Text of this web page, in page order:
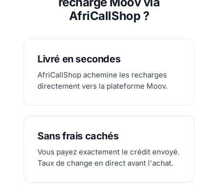
AfriCallShop ?
Livré en secondes
AfriCallShop achemine les recharges
directement vers la plateforme Moov.
Sans frais cachés
Vous payez exactement le crédit envoyé.
Taux de change en direct avant l'achat.